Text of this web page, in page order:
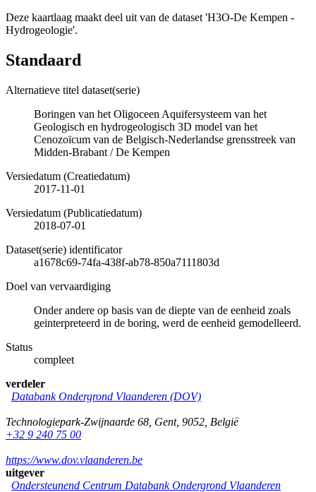
Deze kaartlaag maakt deel uit van de dataset 'H3O-De Kempen -
Hydrogeologie'.
Standaard
Alternatieve titel dataset(serie)
Boringen van het Oligoceen Aquifersysteem van het
Geologisch en hydrogeologisch 3D model van het
Cenozoïcum van de Belgisch-Nederlandse grensstreek van
Midden-Brabant / De Kempen
Versiedatum (Creatiedatum)
2017-11-01
Versiedatum (Publicatiedatum)
2018-07-01
Dataset(serie) identificator
a1678c69-74fa-438f-ab78-850a7111803d
Doel van vervaardiging
Onder andere op basis van de diepte van de eenheid zoals
geinterpreteerd in de boring, werd de eenheid gemodelleerd.
Status
compleet
verdeler
Databank Ondergrond Vlaanderen (DOV)
Technologiepark-Zwijnaarde 68 Gent, 9052 België
+32 9 240 75 00
https://www.dov.vlaanderen.be
uitgever
Ondersteunend Centrum Databank Ondergrond Vlaanderen